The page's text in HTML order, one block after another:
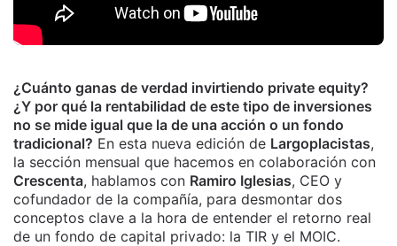
¿Cuánto ganas de verdad invirtiendo private equity?
¿Y por qué la rentabilidad de este tipo de inversiones
no se mide igual que la de una acción o un fondo
tradicional? En esta nueva edición de Largoplacistas,
la sección mensual que hacemos en colaboración con
Crescenta, hablamos con Ramiro Iglesias, CEO y
cofundador de la compañía, para desmontar dos
conceptos clave a la hora de entender el retorno real
de un fondo de capital privado: la TIR y el MOIC.